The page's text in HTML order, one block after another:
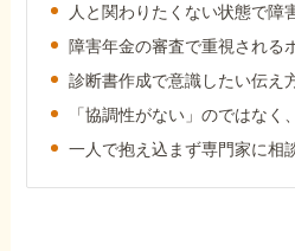
障害年金コラム
お知らせ
事務所について
人と関わりたくない状態で障
障害年金の審査で重視される
診断書作成で意識したい伝え
「協調性がない」のではなく
一人で抱え込まず専門家に相